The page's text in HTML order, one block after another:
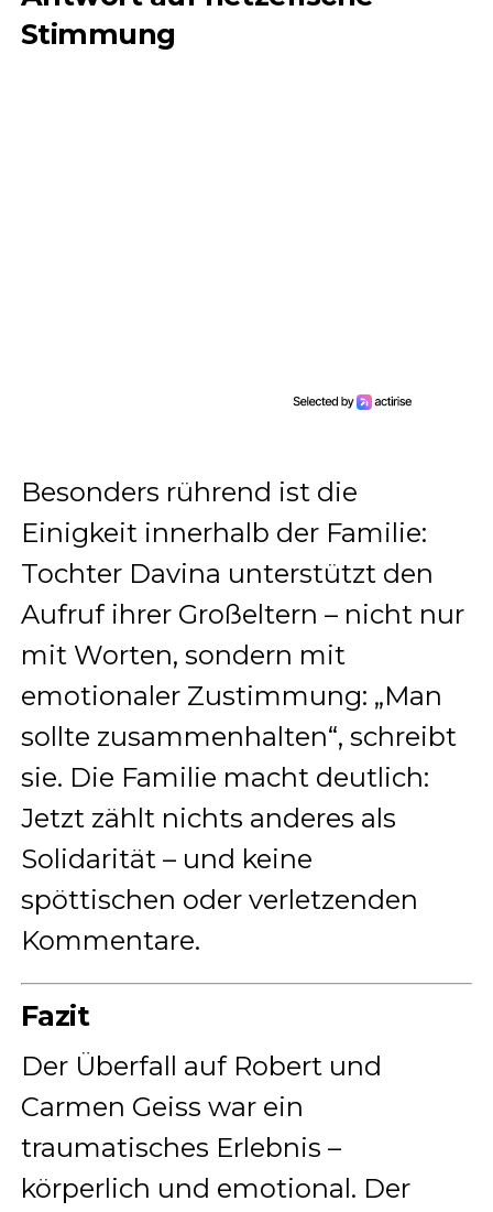
Stimmung
Besonders rührend ist die
Einigkeit innerhalb der Familie:
Tochter Davina unterstützt den
Aufruf ihrer Großeltern – nicht nur
mit Worten, sondern mit
emotionaler Zustimmung: „Man
sollte zusammenhalten“, schreibt
sie. Die Familie macht deutlich:
Jetzt zählt nichts anderes als
Solidarität – und keine
spöttischen oder verletzenden
Kommentare.
Fazit
Der Überfall auf Robert und
Carmen Geiss war ein
traumatisches Erlebnis –
körperlich und emotional. Der